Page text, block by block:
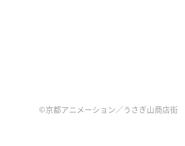
©京都アニメーション／うさぎ山商店街